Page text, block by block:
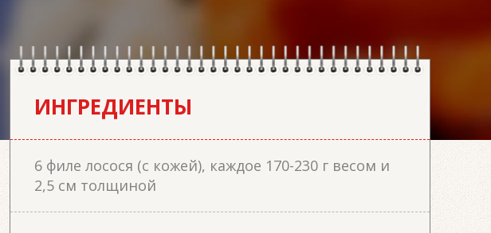
ИНГРЕДИЕНТЫ
6 филе лосося (с кожей), каждое 170-230 г весом и
2,5 см толщиной